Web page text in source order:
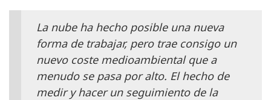
La nube ha hecho posible una nueva
forma de trabajar, pero trae consigo un
nuevo coste medioambiental que a
menudo se pasa por alto. El hecho de
medir y hacer un seguimiento de la